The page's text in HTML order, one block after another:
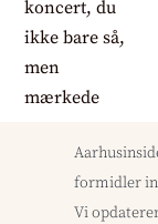
formidler
Vi